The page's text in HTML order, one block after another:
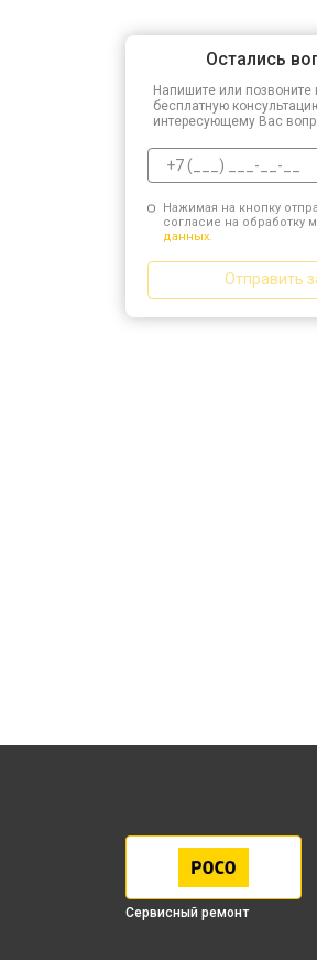
Остались
Напишите или позвоните
бесплатную
интересующему Вас
Нажимая на кнопку
согласие на обработку
данных.
Отправить
Сервисный ремонт